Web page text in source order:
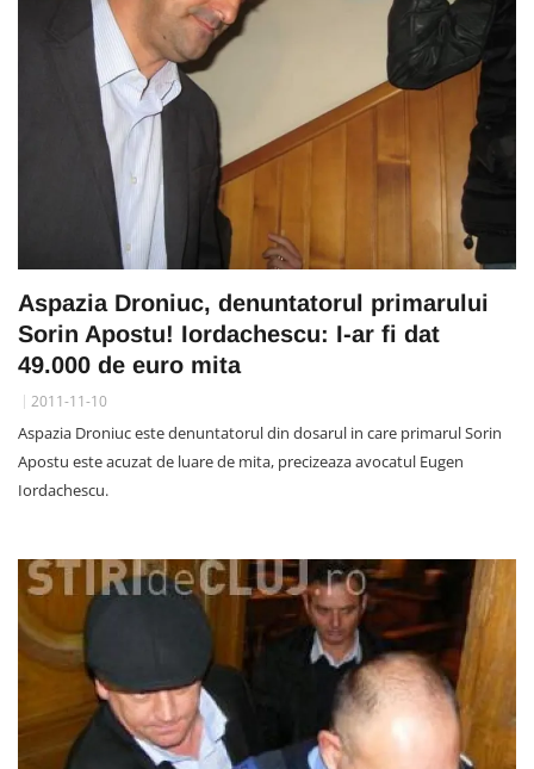
Aspazia Droniuc, denuntatorul primarului
Sorin Apostu! Iordachescu: I-ar fi dat
49.000 de euro mita
2011-11-10
Aspazia Droniuc este denuntatorul din dosarul in care primarul Sorin
Apostu este acuzat de luare de mita, precizeaza avocatul Eugen
Iordachescu.